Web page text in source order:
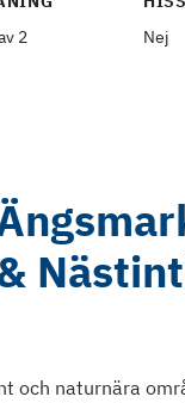
2
Nej
och naturnära